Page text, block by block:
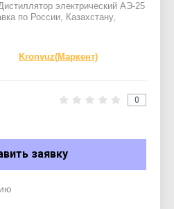
электрический АЭ-25
по России, Казахстану,
Kronvuz(Маркент)
0
заявку